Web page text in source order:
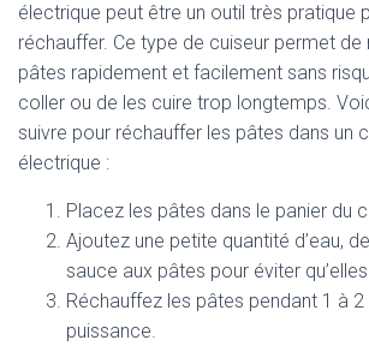
électrique peut être un outil très pratique
réchauffer. Ce type de cuiseur permet de
pâtes rapidement et facilement sans
coller ou de les cuire trop longtemps.
suivre pour réchauffer les pâtes dans un
électrique :
Placez les pâtes dans le panier du
Ajoutez une petite quantité d’eau,
sauce aux pâtes pour éviter
Réchauffez les pâtes pendant 1 à 2
puissance.